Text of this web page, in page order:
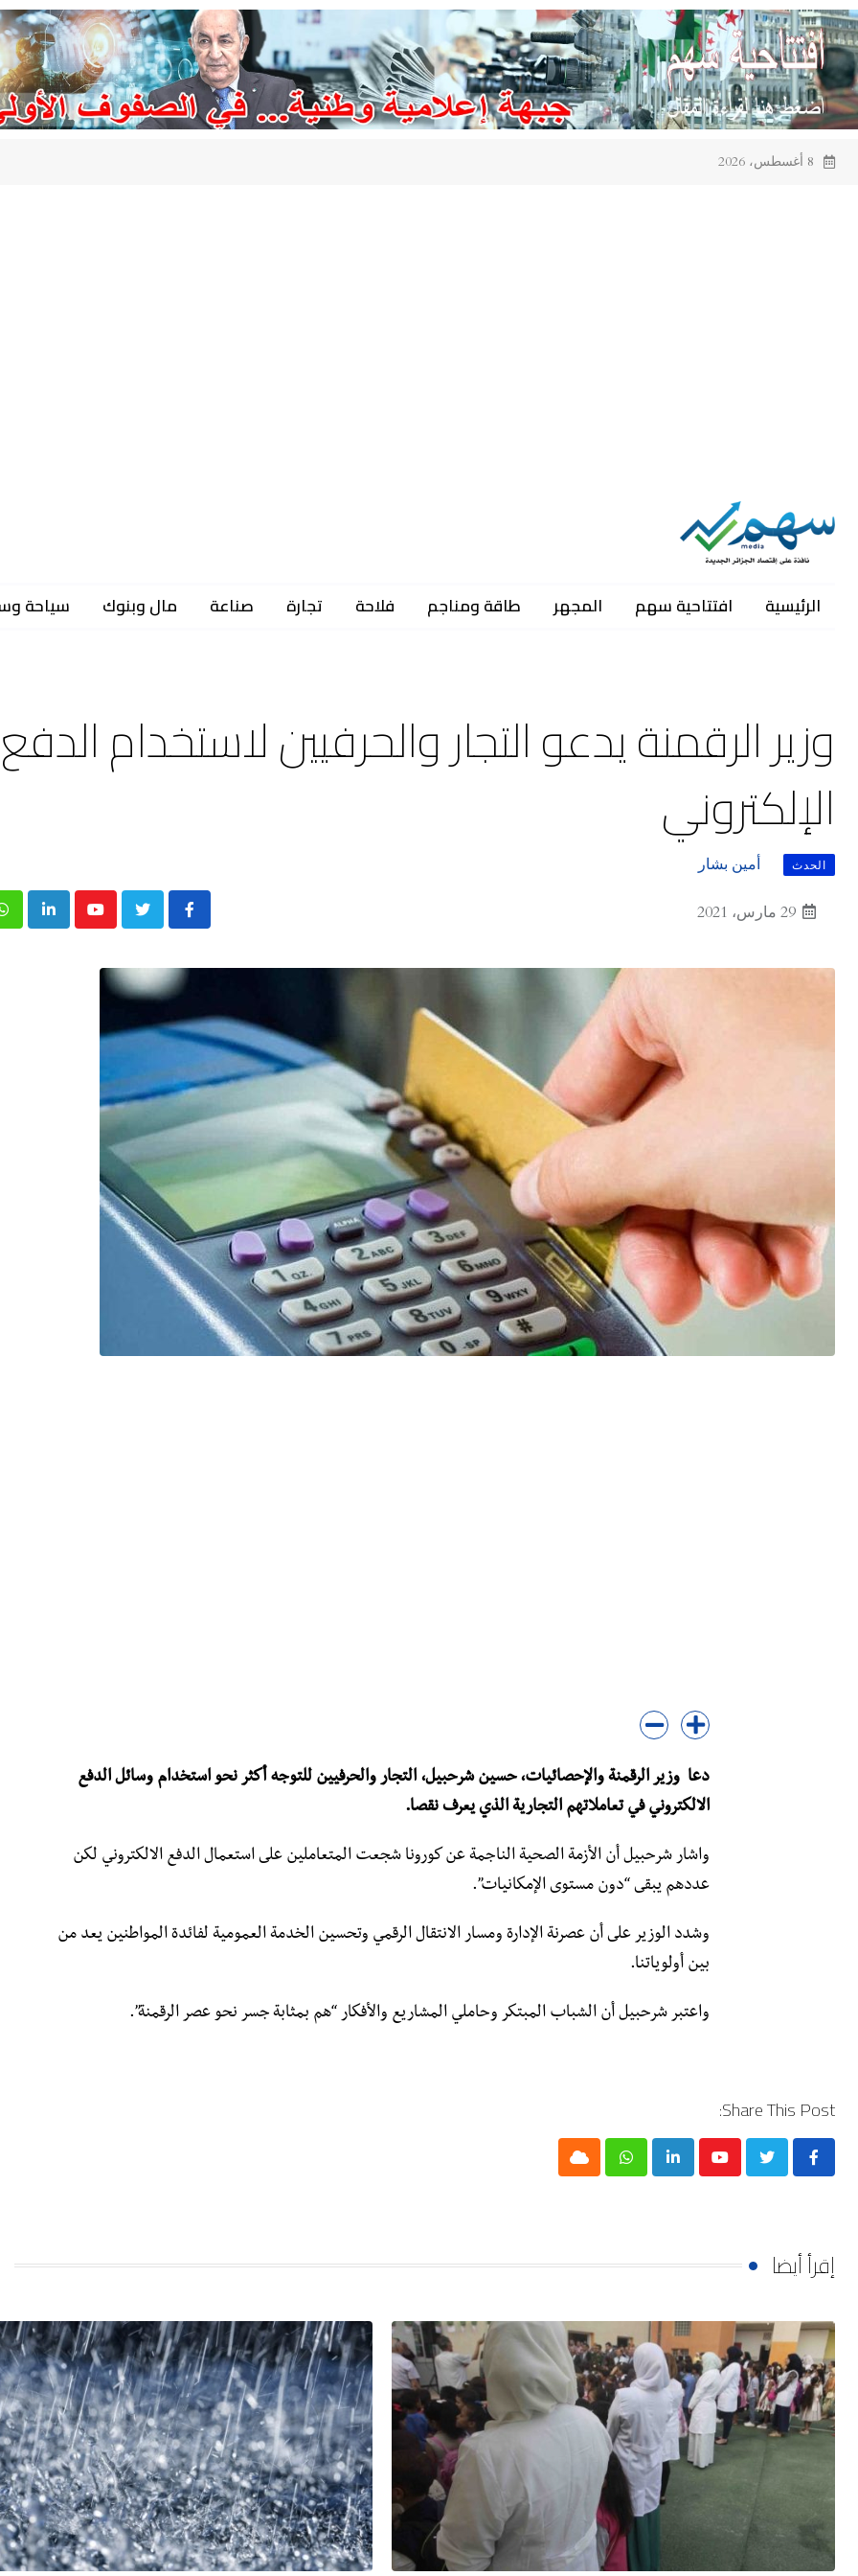
Skip
to
content
8 أغسطس، 2026
الرئيسية افتتاحية سهم المجهر طاقة ومناجم فلاحة تجارة صناعة مال وبنوك سياحة
وزير الرقمنة يدعو التجار والحرفيين لاستخدام الدفع
الإلكتروني
الحدث أمين بشار
29 مارس، 2021 Youtube
دعا وزير الرقمنة والإحصائيات، حسين شرحبيل، التجار والحرفيين للتوجه أكثر نحو استخدام وسائل الدفع
الالكتروني في تعاملاتهم التجارية الذي يعرف نقصا.
واشار شرحبيل أن الأزمة الصحية الناجمة عن كورونا شجعت المتعاملين على استعمال الدفع الالكتروني لكن
عددهم يبقى “دون مستوى الإمكانيات”.
وشدد الوزير على أن عصرنة الإدارة ومسار الانتقال الرقمي وتحسين الخدمة العمومية لفائدة المواطنين يعد من
بين أولوياتنا.
واعتبر شرحبيل أن الشباب المبتكر وحاملي المشاريع والأفكار “هم بمثابة جسر نحو عصر الرقمنة”.
Share This Post:
Youtube
LinkedIn
Whatsapp
Cloud
إقرأ أيضا